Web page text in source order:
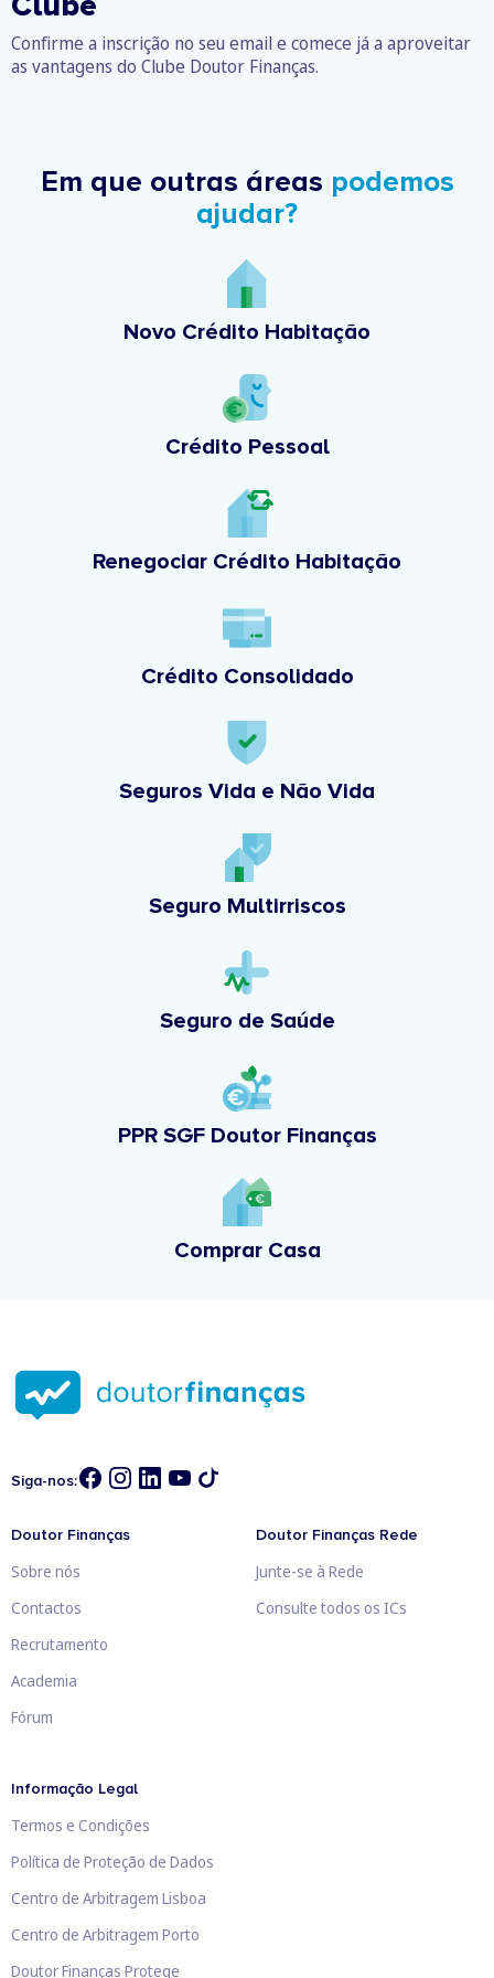
Confirme a inscrição no seu email e comece já a aproveitar
as vantagens do Clube Doutor Finanças.
Em que outras áreas podemos
ajudar?
Novo Crédito Habitação
Crédito Pessoal
Renegociar Crédito Habitação
Crédito Consolidado
Seguros Vida e Não Vida
Seguro Multirriscos
Seguro de Saúde
PPR SGF Doutor Finanças
Comprar Casa
Siga-nos:
Doutor Finanças
Sobre nós
Contactos
Recrutamento
Academia
Fórum
Doutor Finanças Rede
Junte-se à Rede
Consulte todos os ICs
Informação Legal
Termos e Condições
Política de Proteção de Dados
Centro de Arbitragem Lisboa
Centro de Arbitragem Porto
Doutor Finanças Protege